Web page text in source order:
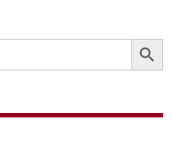
SEARCH